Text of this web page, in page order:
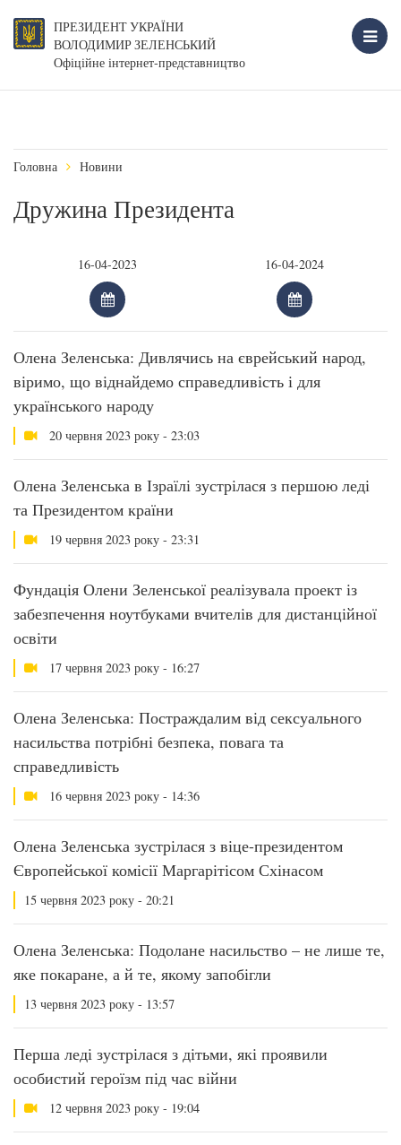
ПРЕЗИДЕНТ УКРАЇНИ
ВОЛОДИМИР ЗЕЛЕНСЬКИЙ
Офіційне інтернет-представництво
Головна Новини
Дружина Президента
Олена Зеленська: Дивлячись на єврейський народ,
віримо, що віднайдемо справедливість і для
українського народу
20 червня 2023 року - 23:03
Олена Зеленська в Ізраїлі зустрілася з першою леді
та Президентом країни
19 червня 2023 року - 23:31
Фундація Олени Зеленської реалізувала проект із
забезпечення ноутбуками вчителів для дистанційної
освіти
17 червня 2023 року - 16:27
Олена Зеленська: Постраждалим від сексуального
насильства потрібні безпека, повага та
справедливість
16 червня 2023 року - 14:36
Олена Зеленська зустрілася з віце-президентом
Європейської комісії Маргарітісом Схінасом
15 червня 2023 року - 20:21
Олена Зеленська: Подолане насильство – не лише те,
яке покаране, а й те, якому запобігли
13 червня 2023 року - 13:57
Перша леді зустрілася з дітьми, які проявили
особистий героїзм під час війни
12 червня 2023 року - 19:04